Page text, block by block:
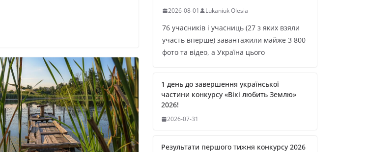
2026-08-01 Lukaniuk Olesia
76 учасників і учасниць (27 з яких взяли
участь вперше) завантажили майже 3 800
фото та відео, а Україна цього
1 день до завершення української
частини конкурсу «Вікі любить Землю»
2026!
2026-07-31
Результати першого тижня конкурсу 2026